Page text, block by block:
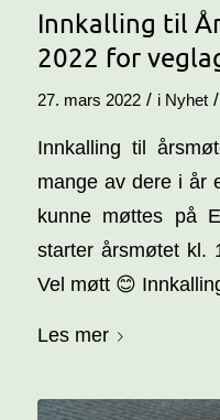
Innkalling til
2022 for
27. mars 2022 / i Nyhet /
Innkalling til
mange av dere i år
kunne møttes på
starter årsmøtet kl.
Vel møtt 😊
Les mer